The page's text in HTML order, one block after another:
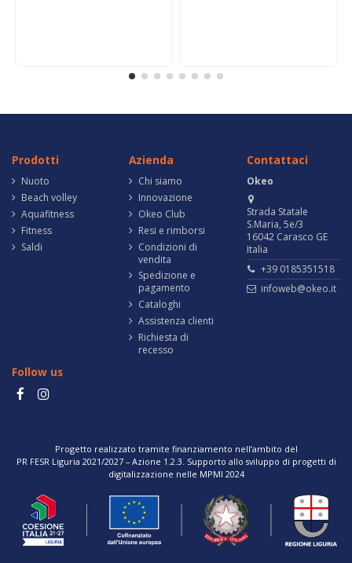
Prodotti
Nuoto
Beach volley
Aquafitness
Fitness
Saldi
Azienda
Chi siamo
Innovazione
Okeo Club
Resi e rimborsi
Condizioni di
vendita
Spedizione e
pagamento
Cataloghi
Assistenza clienti
Richiesta di
recesso
Contattaci
Okeo
Strada Statale
S.Maria, 5e/3
16042 Carasco GE
Italia
+39 0185351518
infoweb@okeo.it
Follow us
Progetto realizzato tramite finanziamento nell’ambito del
PR FESR Liguria 2021/2027 – Azione 1.2.3. Supporto allo sviluppo di progetti di
digitalizzazione nelle MPMI 2024